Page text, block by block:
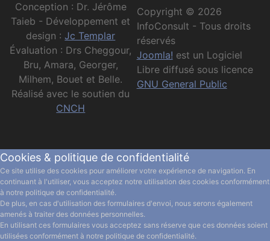
Conception : Dr. Jérôme
Taieb - Développement et
design :Jc Templar
Évaluation : Drs Cheggour,
Bru, Amara, Georger,
Milhem, Bouet et Belle.
Réalisé avec le soutien du
CNCH
Copyright © 2026
InfoConsult - Tous droits
réservés
Joomla! est un Logiciel
Libre diffusé sous licence
GNU General Public
Cookies & politique de confidentialité
Ce site utilise des cookies pour améliorer votre expérience de navigation. En
continuant à l'utiliser, vous acceptez notre utilisation des cookies conformément
à notre politique de confidentialité.
De plus, en cas d'utilisation des formulaires d'envoi, nous serons également
amenés à traiter des données personnelles.
En utilisant ces formulaires vous acceptez sans réserve que ces données soient
utilisées conformément à notre politique de confidentialité.